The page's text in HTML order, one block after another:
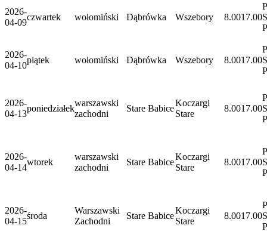
2026-
04-09
czwartek wołomiński Dąbrówka Wszebory 8.0017.00
2026-
04-10
piątek wołomiński Dąbrówka Wszebory 8.0017.00
2026-
04-13
poniedziałek
warszawski
zachodni
Stare Babice
Koczargi
Stare
8.0017.00
2026-
04-14
wtorek
warszawski
zachodni
Stare Babice
Koczargi
Stare
8.0017.00
2026-
04-15
środa
Warszawski
Zachodni
Stare Babice
Koczargi
Stare
8.0017.00